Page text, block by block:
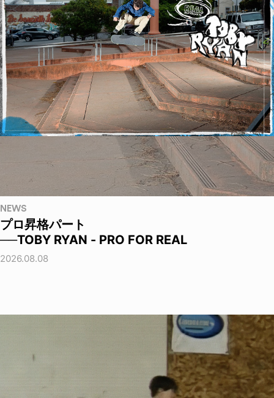
NEWS
プロ昇格パート
──TOBY RYAN - PRO FOR REAL
2026.08.08